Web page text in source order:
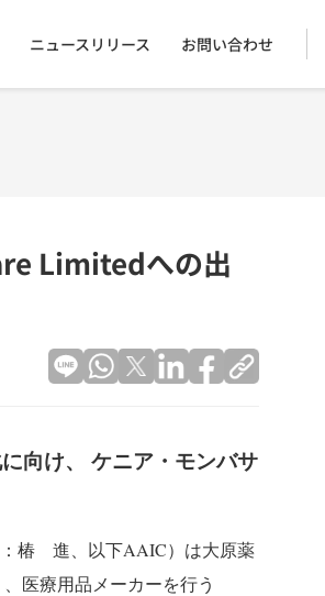
ニュースリリース お問い合わせ
Limitedへの出
向け、 ケニア・モンバサ
：椿 進、以下AAIC）は大原薬
医療用品メーカーを行う